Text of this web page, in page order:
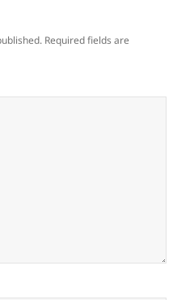
Required fields are